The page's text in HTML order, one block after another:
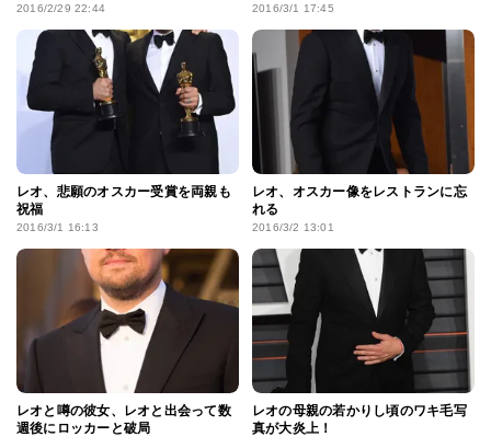
2016/2/29 22:44 2016/3/1 17:45
レオ、悲願のオスカー受賞を両親も
祝福
2016/3/1 16:13
レオ、オスカー像をレストランに忘
れる
2016/3/2 13:01
レオと噂の彼女、レオと出会って数
週後にロッカーと破局
レオの母親の若かりし頃のワキ毛写
真が大炎上！